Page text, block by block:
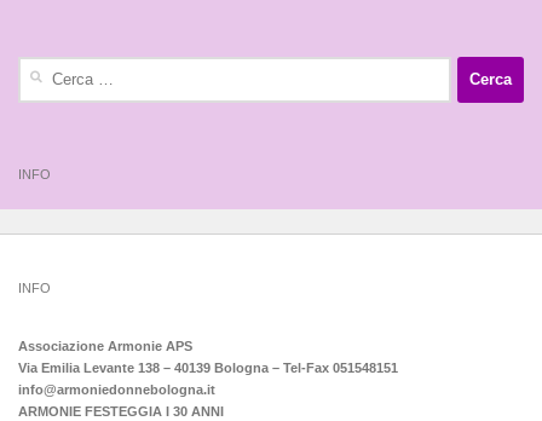
INFO
INFO
Associazione Armonie APS
Via Emilia Levante 138 – 40139 Bologna – Tel-Fax 051548151
info@armoniedonnebologna.it
ARMONIE FESTEGGIA I 30 ANNI